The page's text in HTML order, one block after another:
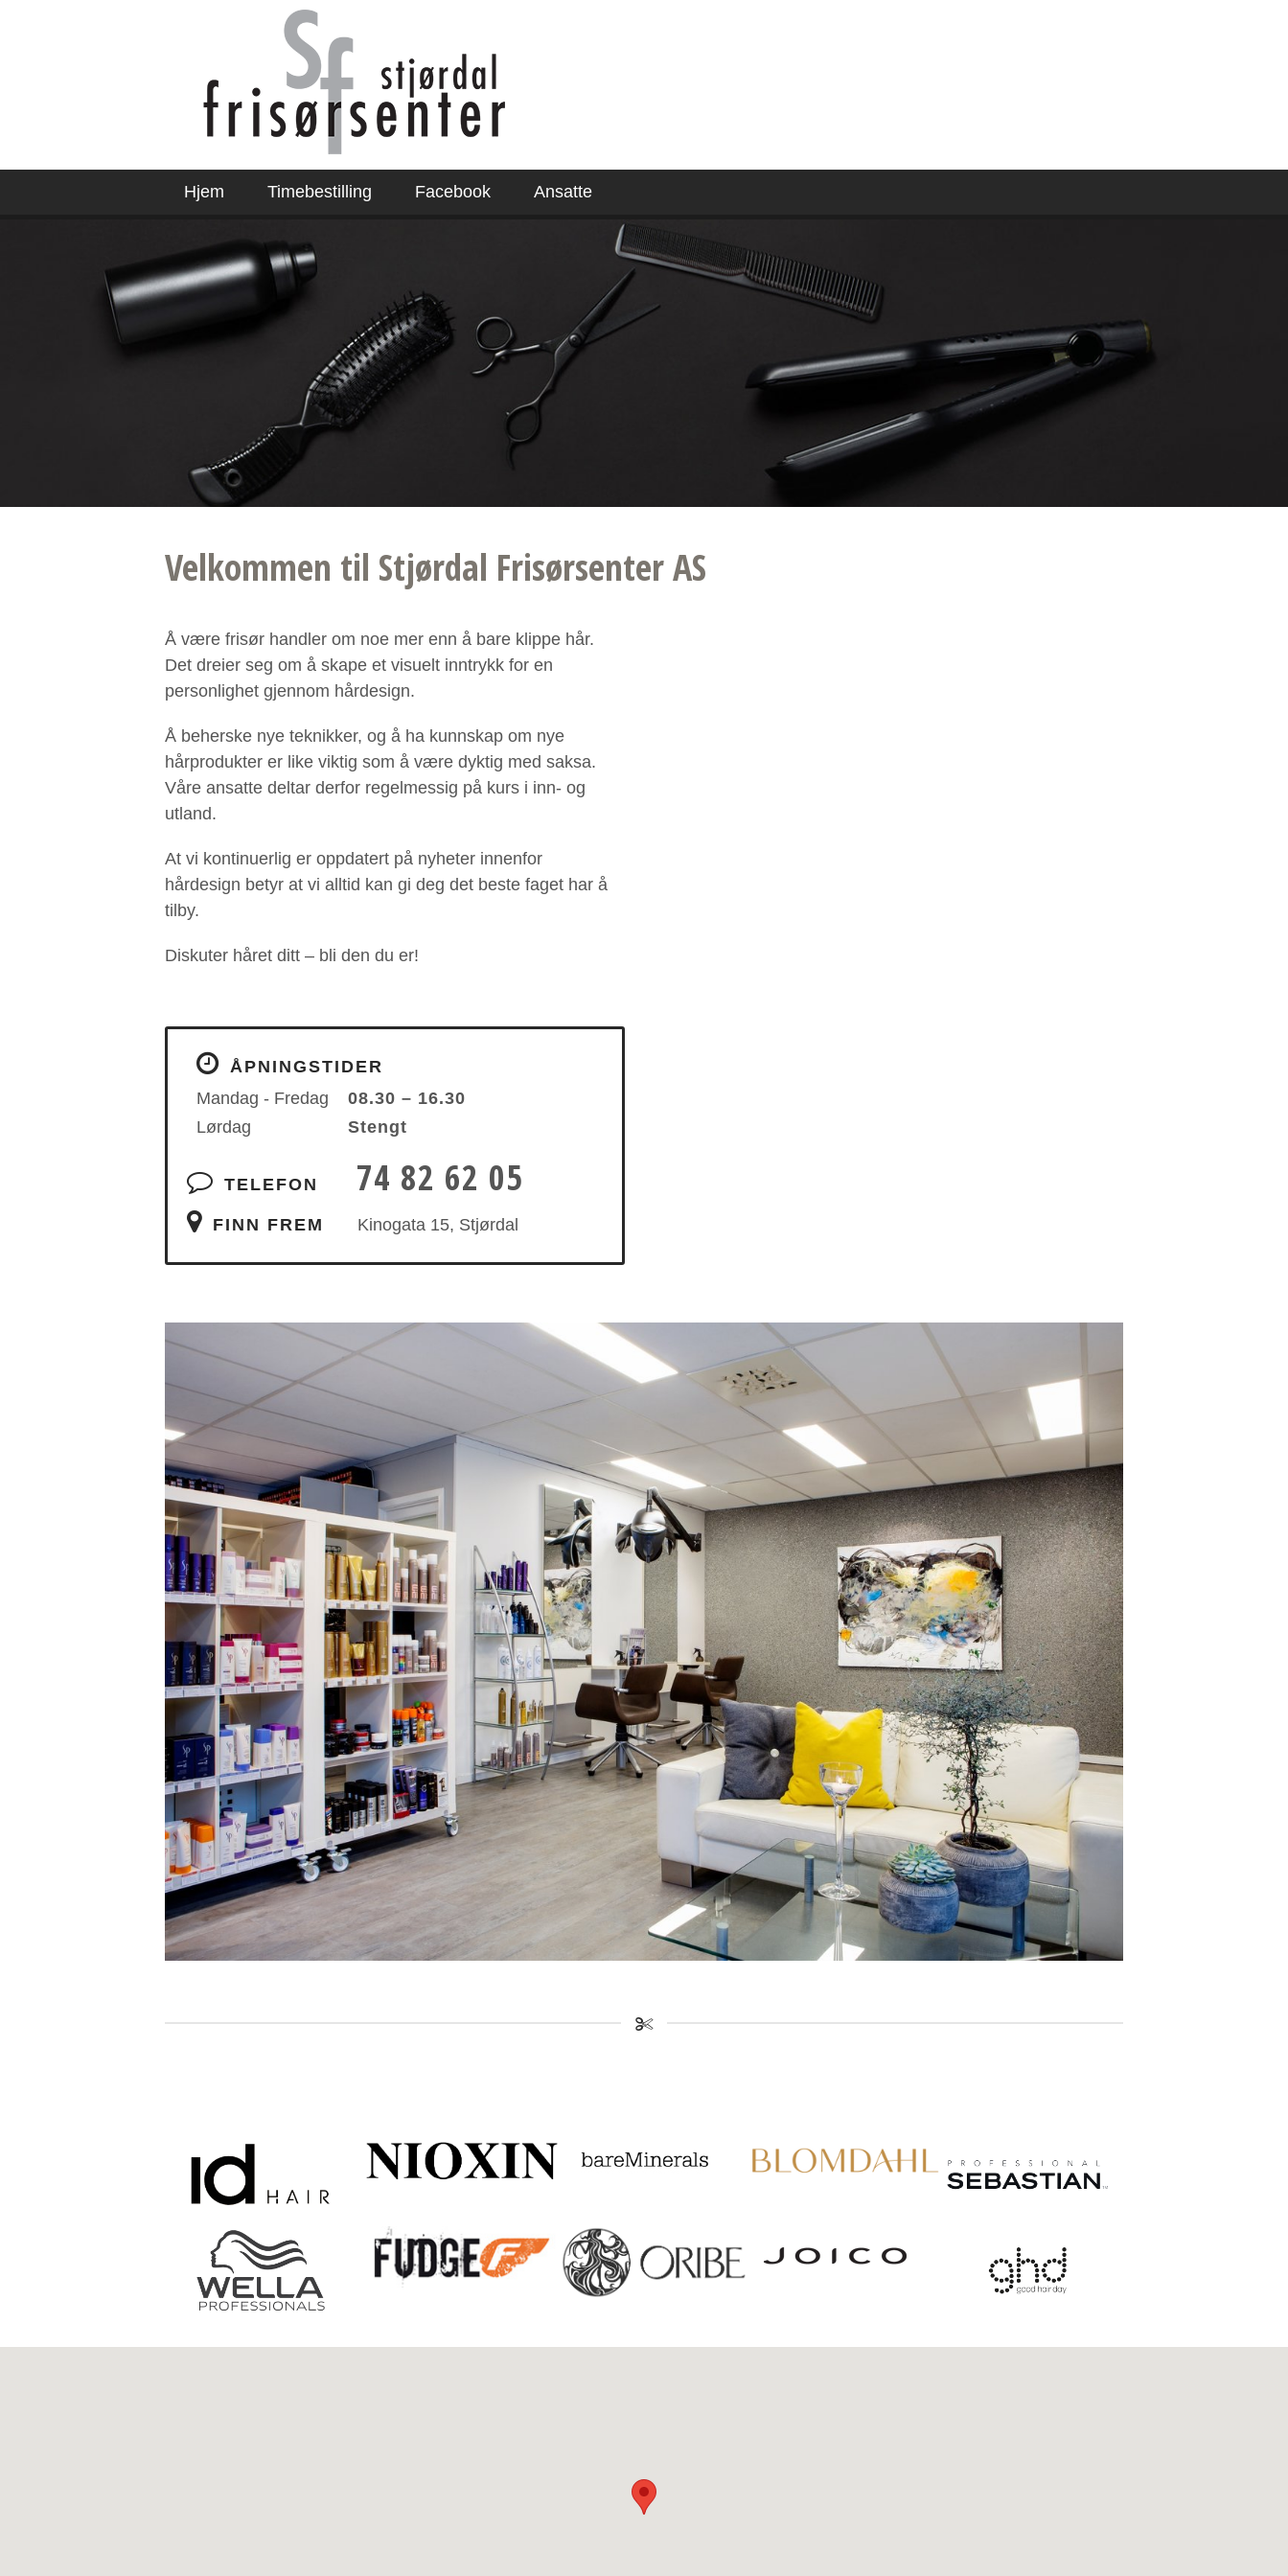
Hjem Timebestilling Facebook Ansatte
Velkommen til Stjørdal Frisørsenter AS
Å være frisør handler om noe mer enn å bare klippe hår.
Det dreier seg om å skape et visuelt inntrykk for en
personlighet gjennom hårdesign.
Å beherske nye teknikker, og å ha kunnskap om nye
hårprodukter er like viktig som å være dyktig med saksa.
Våre ansatte deltar derfor regelmessig på kurs i inn- og
utland.
At vi kontinuerlig er oppdatert på nyheter innenfor
hårdesign betyr at vi alltid kan gi deg det beste faget har å
tilby.
Diskuter håret ditt – bli den du er!
ÅPNINGSTIDER
Mandag - Fredag
08.30 – 16.30
Lørdag
Stengt
TELEFON 74 82 62 05
FINN FREM Kinogata 15, Stjørdal